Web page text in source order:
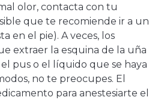
olor, contacta con tu
que te recomiende ir a un
en el pie). A veces, los
extraer la esquina de la uña
pus o el líquido que se haya
no te preocupes. El
para anestesiarte el